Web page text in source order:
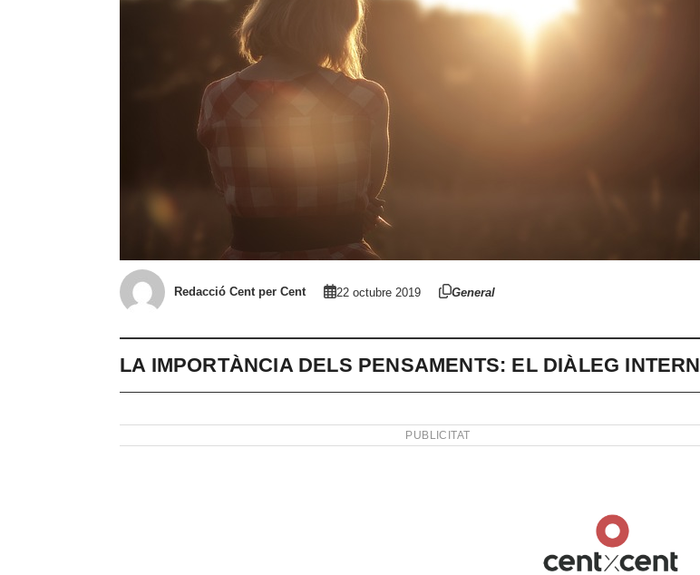
Redacció Cent per Cent 22 octubre 2019 General
LA IMPORTÀNCIA DELS PENSAMENTS: EL DIÀLEG INTERN
PUBLICITAT